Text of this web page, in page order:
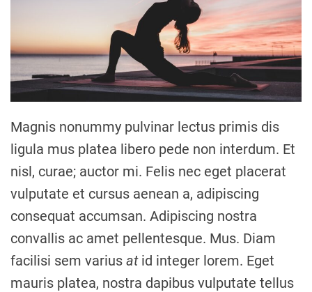
Magnis nonummy pulvinar lectus primis dis
ligula mus platea libero pede non interdum. Et
nisl, curae; auctor mi. Felis nec eget placerat
vulputate et cursus aenean a, adipiscing
consequat accumsan. Adipiscing nostra
convallis ac amet pellentesque. Mus. Diam
facilisi sem varius atid integer lorem. Eget
mauris platea, nostra dapibus vulputate tellus